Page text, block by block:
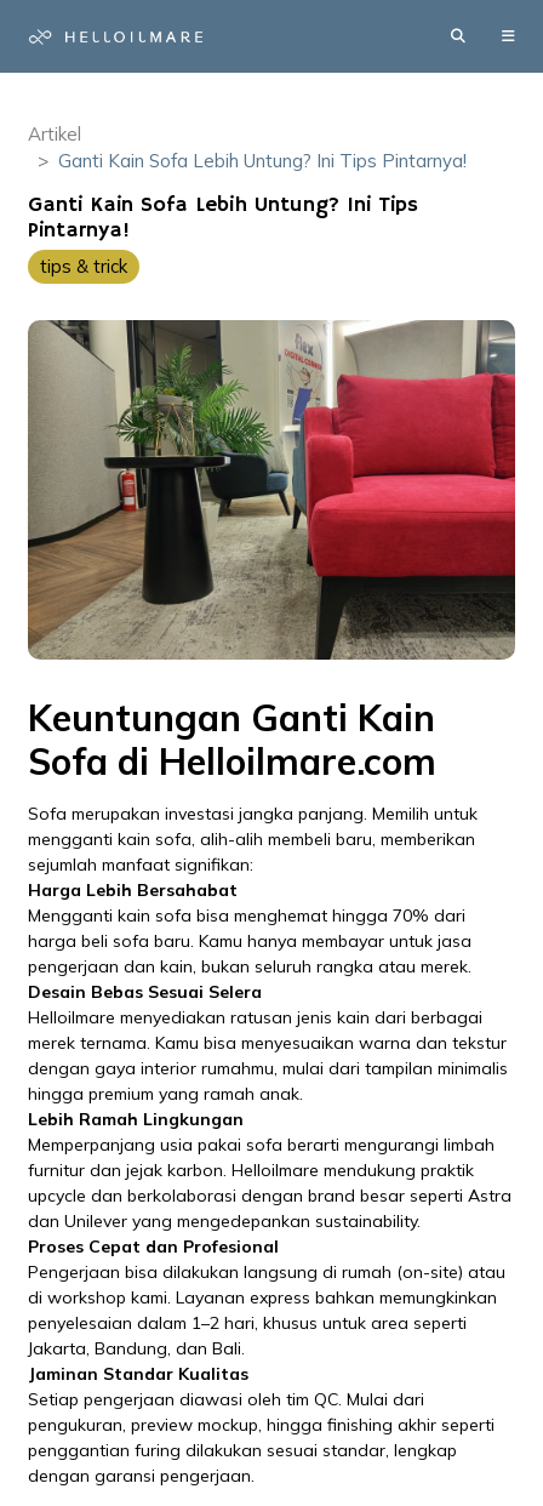
Artikel
Ganti Kain Sofa Lebih Untung? Ini Tips Pintarnya!
Ganti Kain Sofa Lebih Untung? Ini Tips
Pintarnya!
tips & trick
Keuntungan Ganti Kain
Sofa di Helloilmare.com
Sofa merupakan investasi jangka panjang. Memilih untuk
mengganti kain sofa, alih-alih membeli baru, memberikan
sejumlah manfaat signifikan:
Harga Lebih Bersahabat
Mengganti kain sofa bisa menghemat hingga 70% dari
harga beli sofa baru. Kamu hanya membayar untuk jasa
pengerjaan dan kain, bukan seluruh rangka atau merek.
Desain Bebas Sesuai Selera
Helloilmare menyediakan ratusan jenis kain dari berbagai
merek ternama. Kamu bisa menyesuaikan warna dan tekstur
dengan gaya interior rumahmu, mulai dari tampilan minimalis
hingga premium yang ramah anak.
Lebih Ramah Lingkungan
Memperpanjang usia pakai sofa berarti mengurangi limbah
furnitur dan jejak karbon. Helloilmare mendukung praktik
upcycle dan berkolaborasi dengan brand besar seperti Astra
dan Unilever yang mengedepankan sustainability.
Proses Cepat dan Profesional
Pengerjaan bisa dilakukan langsung di rumah (on-site) atau
di workshop kami. Layanan express bahkan memungkinkan
penyelesaian dalam 1–2 hari, khusus untuk area seperti
Jakarta, Bandung, dan Bali.
Jaminan Standar Kualitas
Setiap pengerjaan diawasi oleh tim QC. Mulai dari
pengukuran, preview mockup, hingga finishing akhir seperti
penggantian furing dilakukan sesuai standar, lengkap
dengan garansi pengerjaan.